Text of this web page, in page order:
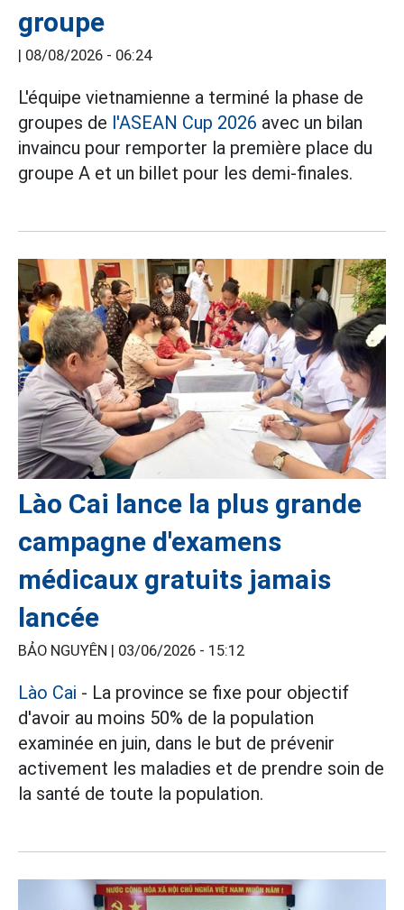
groupe
| 08/08/2026 - 06:24
L'équipe vietnamienne a terminé la phase de
groupes de l'ASEAN Cup 2026 avec un bilan
invaincu pour remporter la première place du
groupe A et un billet pour les demi-finales.
Lào Cai lance la plus grande
campagne d'examens
médicaux gratuits jamais
lancée
BẢO NGUYÊN | 03/06/2026 - 15:12
Lào Cai - La province se fixe pour objectif
d'avoir au moins 50% de la population
examinée en juin, dans le but de prévenir
activement les maladies et de prendre soin de
la santé de toute la population.